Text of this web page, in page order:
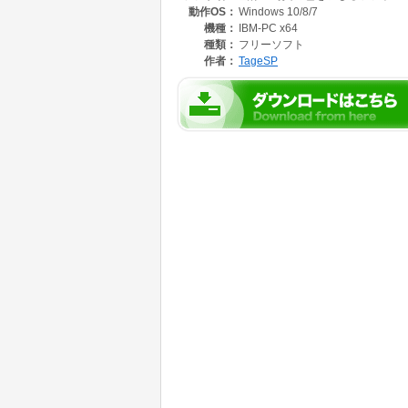
●文字の配列に変換
操作を、行う為の、
画像ファイル加工。変換・フリーソフトです。
より詳しい説明に関しては、
http://oyk3865b.blog13.fc2.com/blog-entry-
上記のURLのブログ記事も、
ご覧ください。
動作OS： Windows 10/8/7
機種：
IBM-PC x64
種類： フリーソフト
作者： TageSP